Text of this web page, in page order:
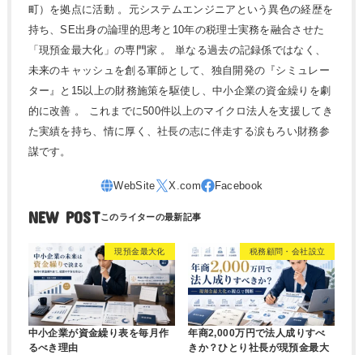
町）を拠点に活動 。元システムエンジニアという異色の経歴を
持ち、SE出身の論理的思考と10年の税理士実務を融合させた
「現預金最大化」の専門家 。 単なる過去の記録係ではなく、
未来のキャッシュを創る軍師として、独自開発の『シミュレー
ター』と15以上の財務施策を駆使し、中小企業の資金繰りを劇
的に改善 。 これまでに500件以上のマイクロ法人を支援してき
た実績を持ち、情に厚く、社長の志に伴走する涙もろい財務参
謀です。
NEW POST
現預金最大化
中小企業が資金繰り表を毎月作
るべき理由
税務顧問・会社設立
年商2,000万円で法人成りすべ
きか？ひとり社長が現預金最大